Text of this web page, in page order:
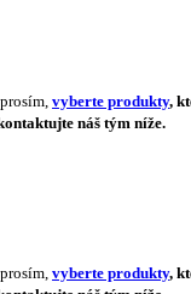
vyberte produkty,
náš tým níže.
vyberte produkty,